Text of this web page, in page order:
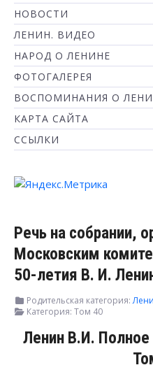
НОВОСТИ
ЛЕНИН. ВИДЕО
НАРОД О ЛЕНИНЕ
ФОТОГАЛЕРЕЯ
ВОСПОМИНАНИЯ О
КАРТА САЙТА
ССЫЛКИ
Речь на собрании,
Московским
50-летия В. И.
Родительская категория:
Категория: Том 40
Ленин В.И. Полное